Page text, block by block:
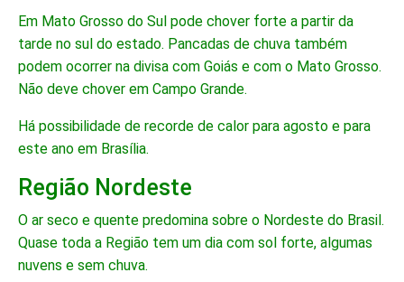
Em Mato Grosso do Sul pode chover forte a partir da
tarde no sul do estado. Pancadas de chuva também
podem ocorrer na divisa com Goiás e com o Mato Grosso.
Não deve chover em Campo Grande.
Há possibilidade de recorde de calor para agosto e para
este ano em Brasília.
Região Nordeste
O ar seco e quente predomina sobre o Nordeste do Brasil.
Quase toda a Região tem um dia com sol forte, algumas
nuvens e sem chuva.